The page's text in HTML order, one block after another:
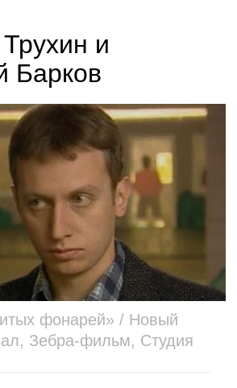
и
Барков
фонарей» / Новый
Зебра-фильм, Студия